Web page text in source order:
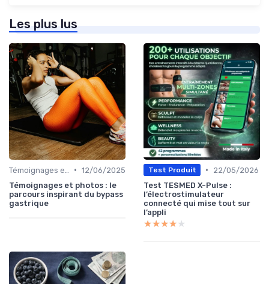
Les plus lus
• 12/06/2025
Témoignages et photos : le
parcours inspirant du bypass
gastrique
Test Produit •
22/05/2026
Test TESMED X-Pulse :
l’électrostimulateur
connecté qui mise tout sur
l’appli
★★★★★
★★★★★